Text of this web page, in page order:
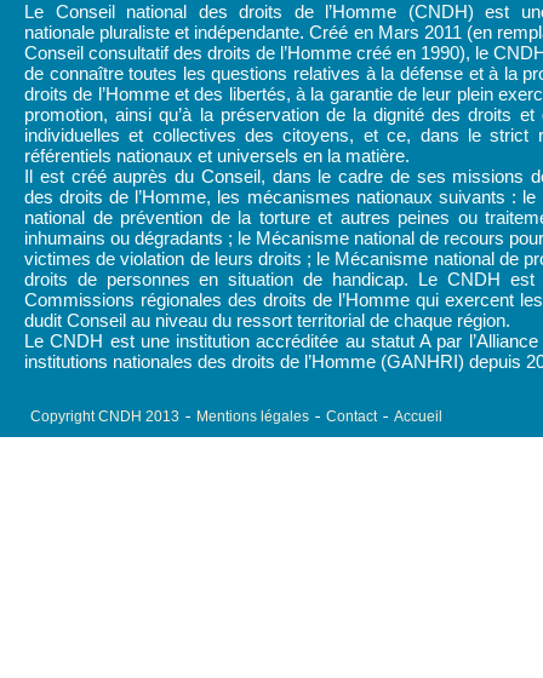
Le Conseil national des droits de l’Homme (CNDH) est
nationale pluraliste et indépendante. Créé en Mars 2011 (en
Conseil consultatif des droits de l’Homme créé en 1990), le
de connaître toutes les questions relatives à la défense et à la
droits de l’Homme et des libertés, à la garantie de leur plein
promotion, ainsi qu’à la préservation de la dignité des droits et
individuelles et collectives des citoyens, et ce, dans le strict
référentiels nationaux et universels en la matière.
Il est créé auprès du Conseil, dans le cadre de ses missions
des droits de l’Homme, les mécanismes nationaux suivants : le
national de prévention de la torture et autres peines ou
inhumains ou dégradants ; le Mécanisme national de recours
victimes de violation de leurs droits ; le Mécanisme national de
droits de personnes en situation de handicap. Le CNDH est
Commissions régionales des droits de l’Homme qui exercent
dudit Conseil au niveau du ressort territorial de chaque région.
Le CNDH est une institution accréditée au statut A par
institutions nationales des droits de l’Homme (GANHRI) depuis
Copyright CNDH 2013 Mentions légales Contact Accueil